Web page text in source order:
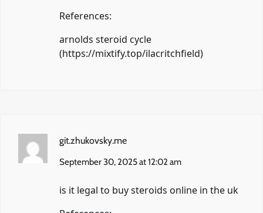
References:
arnolds steroid cycle
(https://mixtify.top/ilacritchfield)
git.zhukovsky.me
September 30, 2025 at 12:02 am
is it legal to buy steroids online in the uk